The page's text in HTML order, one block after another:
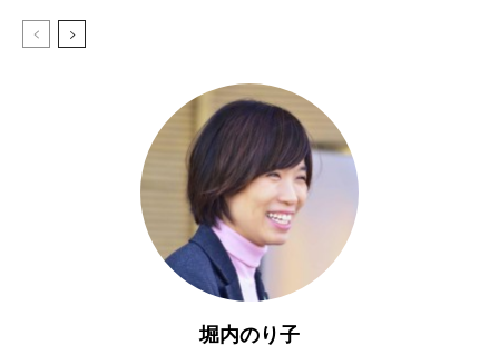
堀内のり子